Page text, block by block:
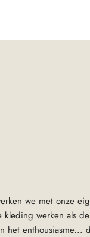
we met onze
werken als
enthousiasme...